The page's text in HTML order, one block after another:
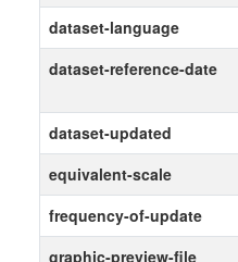
dataset-language
dataset-reference-date
dataset-updated
equivalent-scale
frequency-of-update
graphic-preview-file